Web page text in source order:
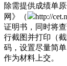
除需提供成绩单
网》（
http://
证明书，同时将
行截图并打印（
码，设置尽量简
作为材料上交。